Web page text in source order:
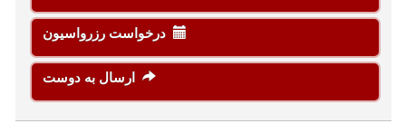
درخواست رزرواسیون
ارسال به دوست